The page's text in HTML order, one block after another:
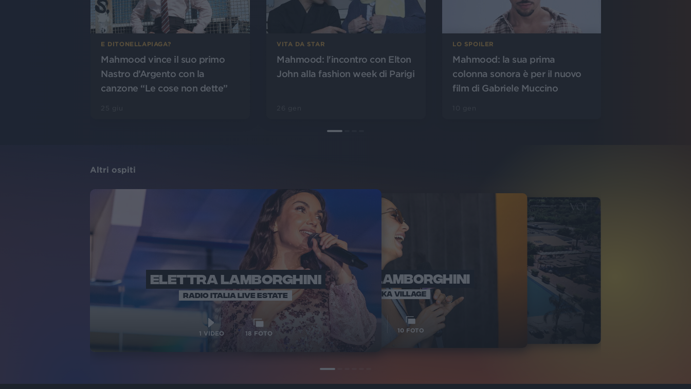
E DITONELLAPIAGA?
Mahmood vince il suo primo
Nastro d’Argento con la
canzone “Le cose non dette”
VITA DA STAR
Mahmood: l'incontro con Elton
John alla fashion week di Parigi
LO SPOILER
Mahmood: la sua prima
colonna sonora è per il nuovo
film di Gabriele Muccino
Altri ospiti
ELETTRA LAMBORGHINI
RADIO ITALIA LIVE ESTATE
1 VIDEO 18 FOTO
ELETTRA LAMBORGHINI
VOI TANKA VILLAGE
10 FOTO
RADIO ITALIA
VOI TANKA VILLAGE